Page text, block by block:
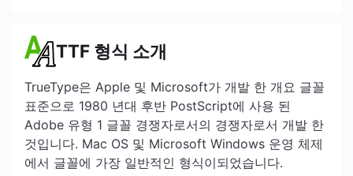
TTF 형식 소개
TrueType은 Apple 및 Microsoft가 개발 한 개요 글꼴
표준으로 1980 년대 후반 PostScript에 사용 된
Adobe 유형 1 글꼴 경쟁자로서의 경쟁자로서 개발 한
것입니다. Mac OS 및 Microsoft Windows 운영 체제
에서 글꼴에 가장 일반적인 형식이되었습니다.